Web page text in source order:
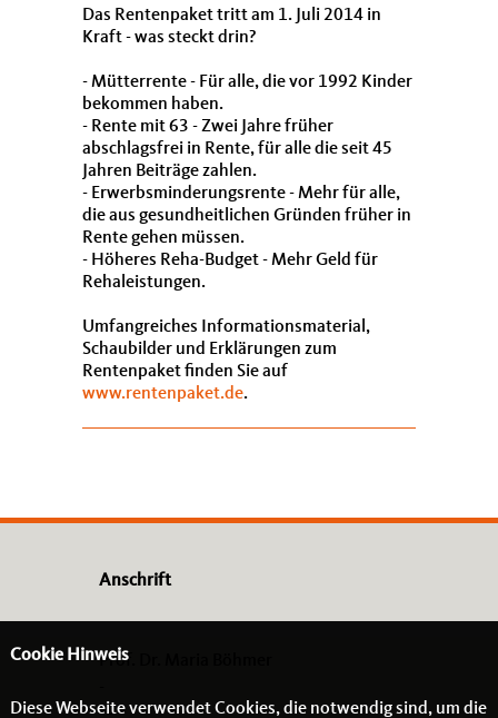
Das Rentenpaket tritt am 1. Juli 2014 in
Kraft - was steckt drin?
- Mütterrente - Für alle, die vor 1992 Kinder
bekommen haben.
- Rente mit 63 - Zwei Jahre früher
abschlagsfrei in Rente, für alle die seit 45
Jahren Beiträge zahlen.
- Erwerbsminderungsrente - Mehr für alle,
die aus gesundheitlichen Gründen früher in
Rente gehen müssen.
- Höheres Reha-Budget - Mehr Geld für
Rehaleistungen.
Umfangreiches Informationsmaterial,
Schaubilder und Erklärungen zum
Rentenpaket finden Sie auf
www.rentenpaket.de.
Anschrift
Prof. Dr. Maria Böhmer
Cookie Hinweis
Diese Webseite verwendet Cookies, die notwendig sind, um die